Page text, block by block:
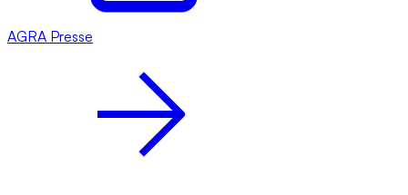
AGRA Presse